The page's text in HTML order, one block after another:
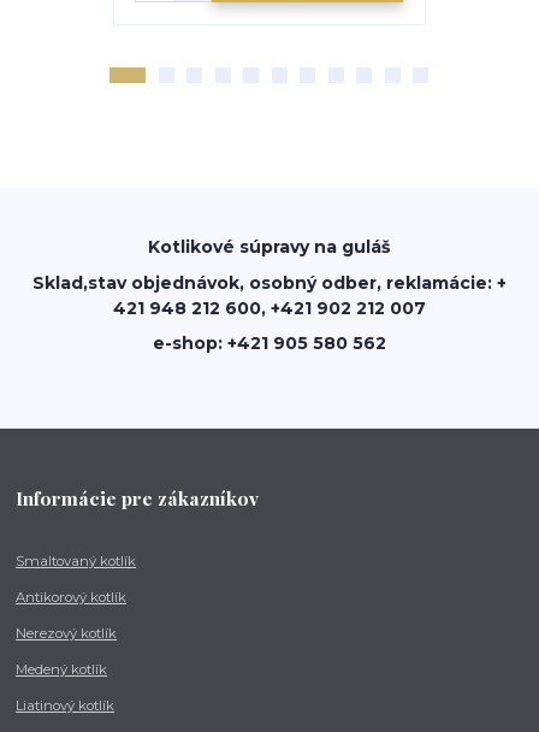
Kotlikové súpravy na guláš
Sklad,stav objednávok, osobný odber, reklamácie: +
421 948 212 600, +421 902 212 007
e-shop: +421 905 580 562
Informácie pre zákazníkov
Smaltovaný kotlík
Antikorový kotlík
Nerezový kotlík
Medený kotlík
Liatinový kotlík